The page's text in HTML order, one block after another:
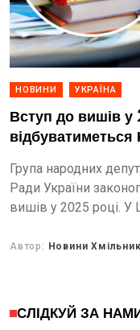
НОВИНИ УКРАЇНА
Вступ до вишів
Група народних
Ради України
вишів у 2025 році. У
Автор: Новини
СЛІДКУЙ ЗА